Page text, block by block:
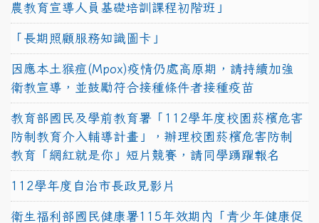
農教育宣導人員基礎培訓課程初階班」
「長期照顧服務知識圖卡」
因應本土猴痘(Mpox)疫情仍處高原期，請持續加強
衛教宣導，並鼓勵符合接種條件者接種疫苗
教育部國民及學前教育署「112學年度校園菸檳危害
防制教育介入輔導計畫」，辦理校園菸檳危害防制
教育「網紅就是你」短片競賽，請同學踴躍報名
112學年度自治市長政見影片
衛生福利部國民健康署115年效期內「青少年健康促